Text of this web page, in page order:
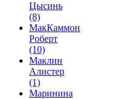
Цысинь
(8)
МакКаммон
Роберт
(10)
Маклин
Алистер
(1)
Маринина